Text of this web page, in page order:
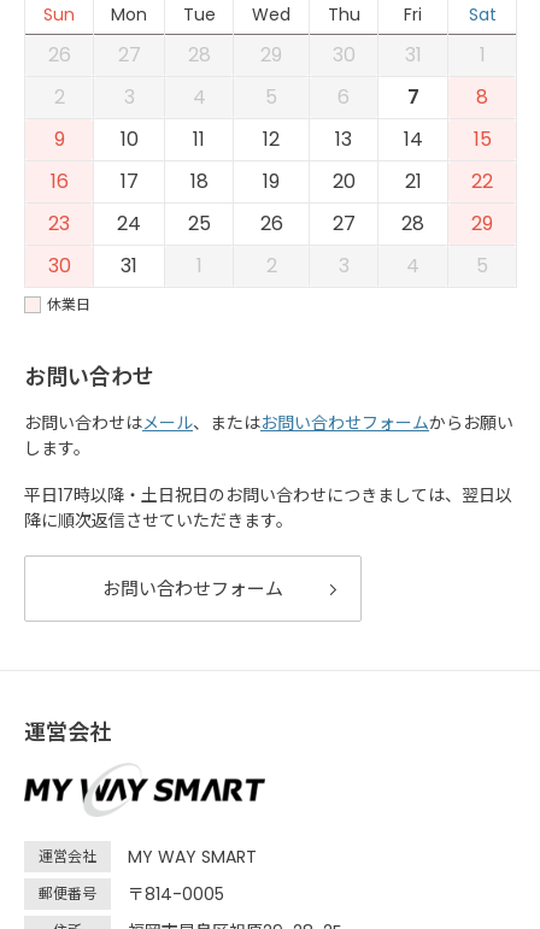
Sun
Mon Tue Wed Thu Fri Sat
26 27 28 29 30 31
1
2
3 4 5 6 7
8
9
10 11 12 13 14
15
16
17 18 19 20 21
22
23
24 25 26 27 28
29
30
31 1 2 3 4 5
休業日
お問い合わせ
お問い合わせはメール、またはお問い合わせフォームからお願い
します。
平日17時以降・土日祝日のお問い合わせにつきましては、翌日以
降に順次返信させていただきます。
お問い合わせフォーム
運営会社
運営会社 MY WAY SMART
郵便番号 〒814-0005